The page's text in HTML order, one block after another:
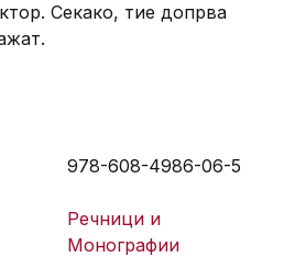
Секако, тие допрва
978-608-4986-06-5
Речници и
Монографии